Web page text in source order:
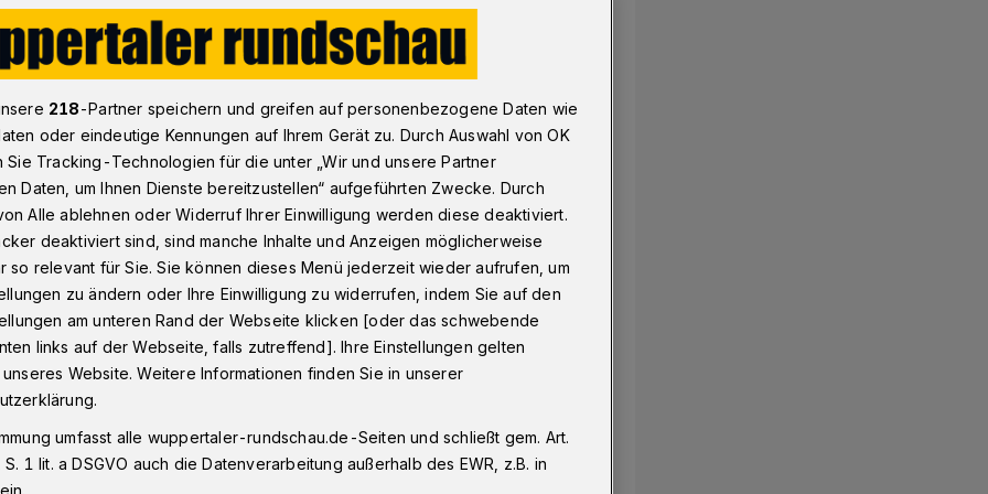
hat nach drei Jahren wieder geöffnet
geöffnet
riecht es nach
ist wieder geöffnet. 39 Monate nach
das Wuppertaler Publikum seine
218-Partner speichern und greifen auf personenbezogene Daten wie
oder eindeutige Kennungen auf Ihrem Gerät zu. Durch Auswahl von OK
Sie Tracking-Technologien für die unter „Wir und unsere Partner
Daten, um Ihnen Dienste bereitzustellen“ aufgeführten Zwecke. Durch
Alle ablehnen oder Widerruf Ihrer Einwilligung werden diese deaktiviert.
deaktiviert sind, sind manche Inhalte und Anzeigen möglicherweise
so relevant für Sie. Sie können dieses Menü jederzeit wieder aufrufen, um
zu ändern oder Ihre Einwilligung zu widerrufen, indem Sie auf den
am unteren Rand der Webseite klicken [oder das schwebende
links auf der Webseite, falls zutreffend]. Ihre Einstellungen gelten
Website. Weitere Informationen finden Sie in unserer
umfasst alle wuppertaler-rundschau.de-Seiten und schließt gem. Art.
1 lit. a DSGVO auch die Datenverarbeitung außerhalb des EWR, z.B. in